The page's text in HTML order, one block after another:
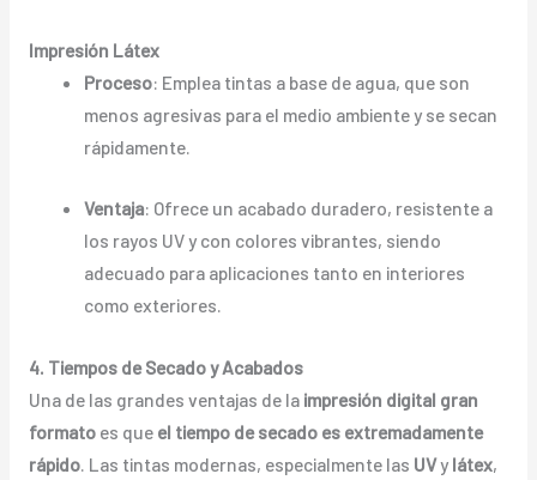
Impresión Látex
Proceso: Emplea tintas a base de agua, que son
menos agresivas para el medio ambiente y se secan
rápidamente.
Ventaja: Ofrece un acabado duradero, resistente a
los rayos UV y con colores vibrantes, siendo
adecuado para aplicaciones tanto en interiores
como exteriores.
4. Tiempos de Secado y Acabados
Una de las grandes ventajas de la impresión digital gran
formatoes que el tiempo de secado es extremadamente
rápido. Las tintas modernas, especialmente las UVy látex,